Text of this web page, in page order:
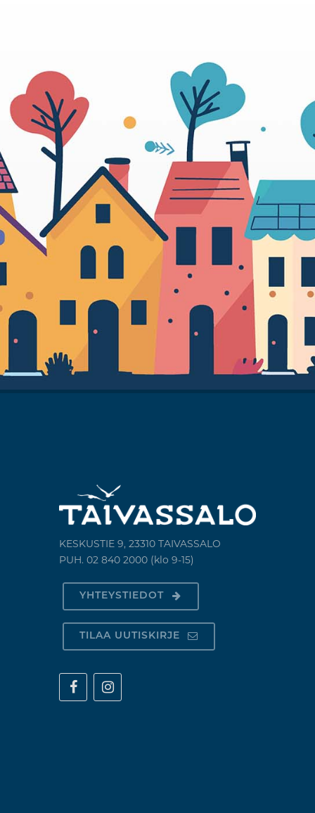
KESKUSTIE 9, 23310 TAIVASSALO
PUH. 02 840 2000 (klo 9-15)
YHTEYSTIEDOT
TILAA UUTISKIRJE